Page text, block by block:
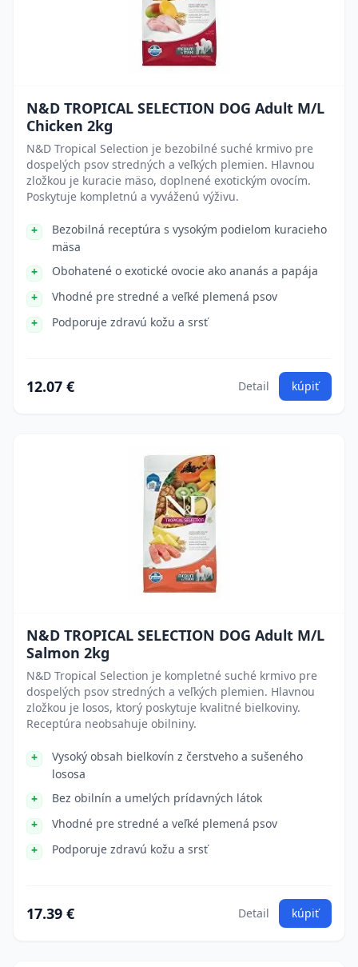
N&D TROPICAL SELECTION DOG Adult M/L
Chicken 2kg
N&D Tropical Selection je bezobilné suché krmivo pre
dospelých psov stredných a veľkých plemien. Hlavnou
zložkou je kuracie mäso, doplnené exotickým ovocím.
Poskytuje kompletnú a vyváženú výživu.
Bezobilná receptúra s vysokým podielom kuracieho
mäsa
Obohatené o exotické ovocie ako ananás a papája
Vhodné pre stredné a veľké plemená psov
Podporuje zdravú kožu a srsť
12.07 € Detail kúpiť
N&D TROPICAL SELECTION DOG Adult M/L
Salmon 2kg
N&D Tropical Selection je kompletné suché krmivo pre
dospelých psov stredných a veľkých plemien. Hlavnou
zložkou je losos, ktorý poskytuje kvalitné bielkoviny.
Receptúra neobsahuje obilniny.
Vysoký obsah bielkovín z čerstveho a sušeného
lososa
Bez obilnín a umelých prídavných látok
Vhodné pre stredné a veľké plemená psov
Podporuje zdravú kožu a srsť
17.39 € Detail kúpiť